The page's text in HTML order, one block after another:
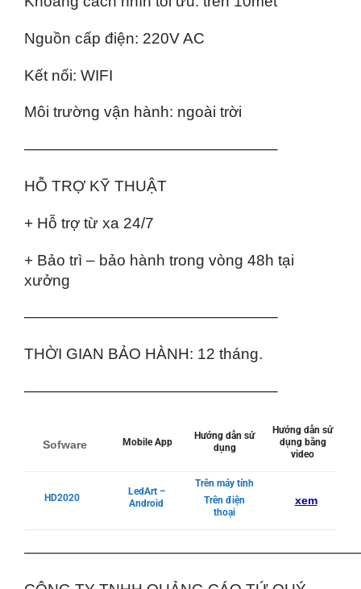
Nguồn cấp điện: 220V AC
Kết nối: WIFI
Môi trường vận hành: ngoài trời
————————————————–
HỖ TRỢ KỸ THUẬT
+ Hỗ trợ từ xa 24/7
+ Bảo trì – bảo hành trong vòng 48h tại
xưởng
————————————————–
THỜI GIAN BẢO HÀNH: 12 tháng.
————————————————–
Sofware Mobile App
Hướng dẫn sử
dụng
Hướng dẫn sử
dụng bằng
video
HD2020
LedArt –
Android
Trên máy tính
Trên điện
thoại
xem